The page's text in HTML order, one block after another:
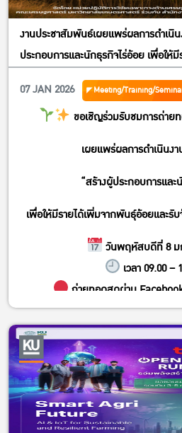
ร่วมจัดโดย
คณะเศรษฐศาสตร์ มหาวิทย
คณะเศรษฐศาสตร์จุฬาลง
Fair Finance Thailand และ เครือข่า
งานประชาสัมพันธ์เผยแพร่ผลการดำเนิน
ประกอบการและนักธุรกิจไร่อ้อย เพื่อให้
รับจ้างผลิตอ้อยแบบครบวงจร”
07 JAN 2026 Meeting/Training/
ขอเชิญร่วมรับชมการถ่าย
เผยแพร่ผลการดำเนินงา
“สร้างผู้ประกอบการแล
เพื่อให้มีรายได้เพิ่มจากพันธุ์อ้อยและรั
วันพฤหัสบดีที่ 8 ม
เวลา 09.00 –
ถ่ายทอดสดผ่าน